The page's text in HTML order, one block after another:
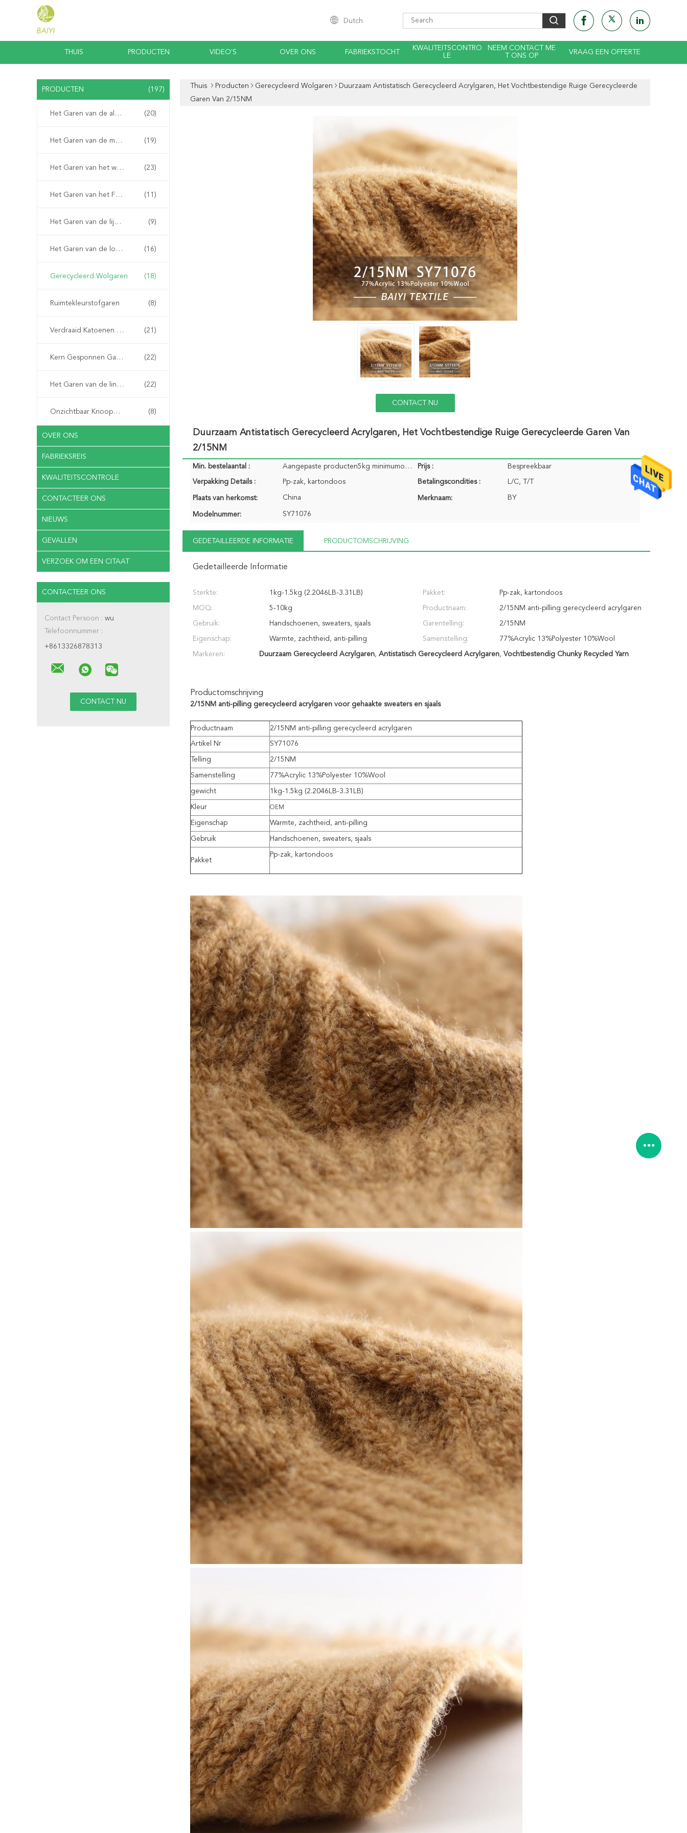
Dutch
THUIS PRODUCTEN VIDEO'S OVER ONS FABRIEKSTOCHT
KWALITEITSCONTRO
LE
NEEM CONTACT ME
T ONS OP
VRAAG EEN OFFERTE
PRODUCTEN (197)
Het Garen van de alpacawol (20)
Het Garen van de mohairwol (19)
Het Garen van het wolmengsel (23)
Het Garen van het Fauxsuède (11)
Het Garen van de lijnwol (9)
Het Garen van de lovertjewol (16)
Gerecycleerd Wolgaren (18)
Ruimtekleurstofgaren (8)
Verdraaid Katoenen Garen (21)
Kern Gesponnen Garen (22)
Het Garen van de linnenband (22)
Onzichtbaar Knoopgaren (8)
OVER ONS
FABRIEKSREIS
KWALITEITSCONTROLE
CONTACTEER ONS
NIEUWS
GEVALLEN
VERZOEK OM EEN CITAAT
CONTACTEER ONS
Contact Persoon : wu
Telefoonnummer :
+8613326878313
Thuis Producten Gerecycleerd Wolgaren
Duurzaam Antistatisch Gerecycleerd Acrylgaren, Het Vochtbestendige Ruige Gerecycleerde
Garen Van 2/15NM
CONTACT NU
Duurzaam Antistatisch Gerecycleerd Acrylgaren, Het Vochtbestendige Ruige Gerecycleerde Garen Van
2/15NM
Min. bestelaantal : Aangepaste producten5kg minimumorde, vlek1kg minimumorde Prijs : Bespreekbaar
Verpakking Details : Pp-zak, kartondoos Betalingscondities : L/C, T/T
Plaats van herkomst: China Merknaam: BY
Modelnummer: SY71076
GEDETAILLEERDE INFORMATIE PRODUCTOMSCHRIJVING
Gedetailleerde Informatie
Sterkte: 1kg-1.5kg (2.2046LB-3.31LB) Pakket: Pp-zak, kartondoos
MOQ: 5-10kg Productnaam: 2/15NM anti-pilling gerecycleerd acrylgaren
Gebruik: Handschoenen, sweaters, sjaals Garentelling: 2/15NM
Eigenschap: Warmte, zachtheid, anti-pilling Samenstelling: 77%Acrylic 13%Polyester 10%Wool
Markeren: Duurzaam Gerecycleerd Acrylgaren, Antistatisch Gerecycleerd Acrylgaren, Vochtbestendig Chunky Recycled Yarn
Productomschrijving
2/15NM anti-pilling gerecycleerd acrylgaren voor gehaakte sweaters en sjaals
Productnaam 2/15NM anti-pilling gerecycleerd acrylgaren
Artikel Nr SY71076
Telling 2/15NM
Samenstelling 77%Acrylic 13%Polyester 10%Wool
gewicht 1kg-1.5kg (2.2046LB-3.31LB)
Kleur OEM
Eigenschap Warmte, zachtheid, anti-pilling
Gebruik Handschoenen, sweaters, sjaals
Pakket
Pp-zak, kartondoos